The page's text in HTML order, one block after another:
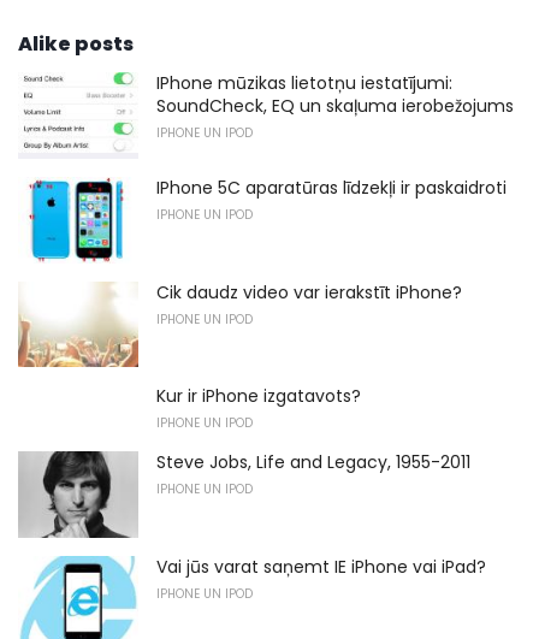
Alike posts
IPhone mūzikas lietotņu iestatījumi:
SoundCheck, EQ un skaļuma ierobežojums
IPHONE UN IPOD
IPhone 5C aparatūras līdzekļi ir paskaidroti
IPHONE UN IPOD
Cik daudz video var ierakstīt iPhone?
IPHONE UN IPOD
Kur ir iPhone izgatavots?
IPHONE UN IPOD
Steve Jobs, Life and Legacy, 1955-2011
IPHONE UN IPOD
Vai jūs varat saņemt IE iPhone vai iPad?
IPHONE UN IPOD